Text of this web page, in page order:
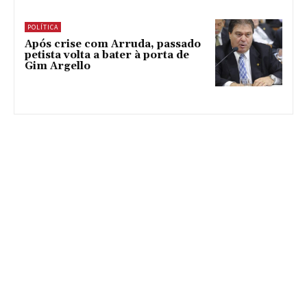
POLÍTICA
Após crise com Arruda, passado
petista volta a bater à porta de
Gim Argello